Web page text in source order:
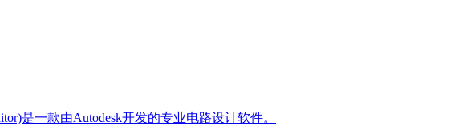
是一款由Autodesk开发的专业电路设计软件。